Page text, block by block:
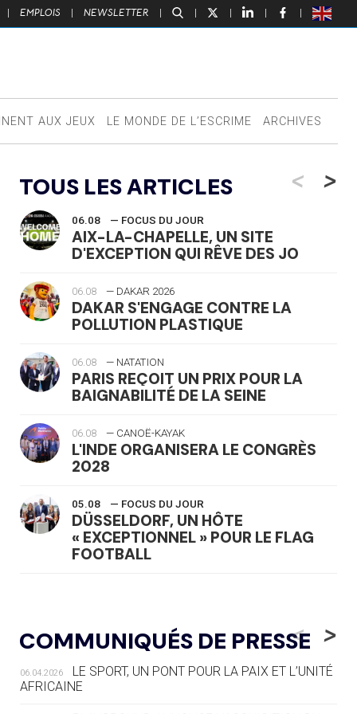
| EMPLOIS | NEWSLETTER | | | | |
AUX JEUX LE MONDE DE L’ESCRIME ARCHIVES
TOUS LES ARTICLES <
06.08 — FOCUS DU JOUR
AIX-LA-CHAPELLE, UN SITE
D'EXCEPTION QUI RÊVE DES JO
06.08 — DAKAR 2026
DAKAR S'ENGAGE CONTRE LA
POLLUTION PLASTIQUE
06.08 — NATATION
PARIS REÇOIT UN PRIX POUR LA
BAIGNABILITÉ DE LA SEINE
06.08 — CANOË-KAYAK
L'INDE ORGANISERA LE CONGRÈS
2028
05.08 — FOCUS DU JOUR
DÜSSELDORF, UN HÔTE
« EXCEPTIONNEL » POUR LE FLAG
FOOTBALL
LE RÊVE DE VOIR LA LUGE ALPINE
AUX JO « N'EST PAS FINI »
05.08 — TIR À L'ARC
DES MONDIAUX À BRISBANE SUR LA
>
COMMUNIQUÉS DE PRESSE
<
06.04.2026
LE SPORT, UN PONT POUR LA PAIX ET L’UNITÉ
AFRICAINE
>